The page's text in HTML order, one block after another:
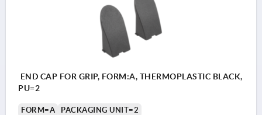
END CAP FOR GRIP, FORM:A, THERMOPLASTIC BLACK,
PU=2
FORM=A PACKAGING UNIT=2